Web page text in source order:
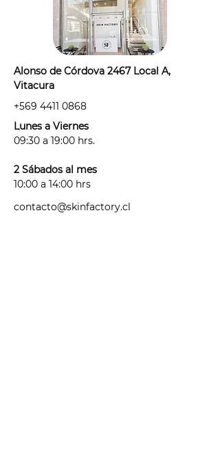
desde el día anterior), sin
desodorante, cremas, ni perfumes
en la zona a tratar.
- Por protocolo, antes de agendar tu
tienes alguna afección de la piel
antes de tu sesión.
· tomando algún medicamento
considera antibióticos,
antihistamínicos, anticonceptivos y
sido recetado para un tratamiento
contacto@skinfactory.cl
Alonso de Córdova 2467 Local A,
Vitacura
+569 4411 0868
Lunes a Viernes
09:30 a 19:00 hrs.
2 Sábados al mes
10:00 a 14:00 hrs